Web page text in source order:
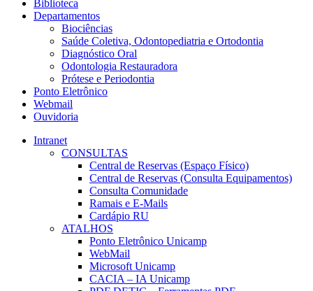
Biblioteca
Departamentos
Biociências
Saúde Coletiva, Odontopediatria e Ortodontia
Diagnóstico Oral
Odontologia Restauradora
Prótese e Periodontia
Ponto Eletrônico
Webmail
Ouvidoria
Intranet
CONSULTAS
Central de Reservas (Espaço Físico)
Central de Reservas (Consulta Equipamentos)
Consulta Comunidade
Ramais e E-Mails
Cardápio RU
ATALHOS
Ponto Eletrônico Unicamp
WebMail
Microsoft Unicamp
CACIA – IA Unicamp